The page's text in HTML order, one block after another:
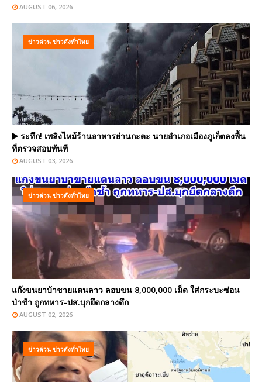
AUGUST 06, 2026
ข่าวด่วน ข่าวดังทั่วไทย
▶️ ระทึก! เพลิงไหม้ร้านอาหารย่านกะตะ นายอำเภอเมืองภูเก็ตลงพื้น
ที่ตรวจสอบทันที
AUGUST 03, 2026
ข่าวด่วน ข่าวดังทั่วไทย
แก๊งขนยาบ้าชายแดนลาว ลอบขน 8,000,000 เม็ด ใส่กระบะซ่อน
ป่าช้า ถูกทหาร-ปส.บุกยึดกลางดึก
AUGUST 02, 2026
ข่าวด่วน ข่าวดังทั่วไทย